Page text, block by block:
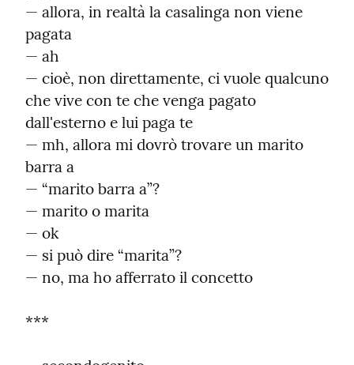
— allora, in realtà la casalinga non viene
pagata
— ah
— cioè, non direttamente, ci vuole qualcuno
che vive con te che venga pagato
dall'esterno e lui paga te
— mh, allora mi dovrò trovare un marito
barra a
— “marito barra a”?
— marito o marita
— ok
— si può dire “marita”?
— no, ma ho afferrato il concetto
***